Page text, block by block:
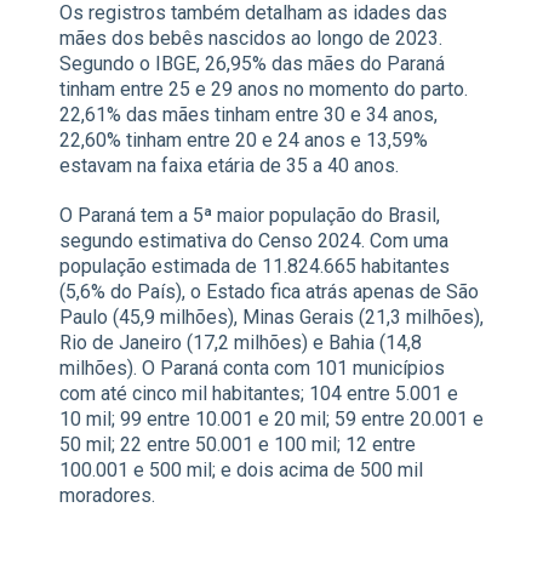
Os registros também detalham as idades das
mães dos bebês nascidos ao longo de 2023.
Segundo o IBGE, 26,95% das mães do Paraná
tinham entre 25 e 29 anos no momento do parto.
22,61% das mães tinham entre 30 e 34 anos,
22,60% tinham entre 20 e 24 anos e 13,59%
estavam na faixa etária de 35 a 40 anos.
O Paraná tem a 5ª maior população do Brasil,
segundo estimativa do Censo 2024. Com uma
população estimada de 11.824.665 habitantes
(5,6% do País), o Estado fica atrás apenas de São
Paulo (45,9 milhões), Minas Gerais (21,3 milhões),
Rio de Janeiro (17,2 milhões) e Bahia (14,8
milhões). O Paraná conta com 101 municípios
com até cinco mil habitantes; 104 entre 5.001 e
10 mil; 99 entre 10.001 e 20 mil; 59 entre 20.001 e
50 mil; 22 entre 50.001 e 100 mil; 12 entre
100.001 e 500 mil; e dois acima de 500 mil
moradores.